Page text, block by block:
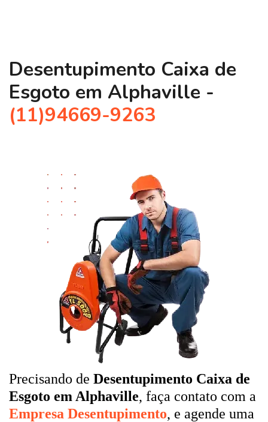
Desentupimento Caixa de
Esgoto em Alphaville -
(11)94669-9263
Precisando de Desentupimento Caixa de
Esgoto em Alphaville, faça contato com a
Empresa Desentupimento, e agende uma